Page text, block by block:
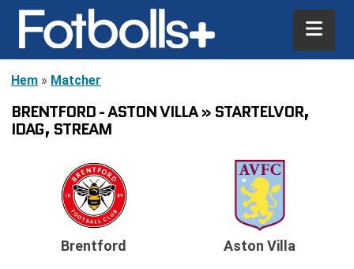
Hem » Matcher
BRENTFORD - ASTON VILLA » STARTELVOR,
IDAG, STREAM
Brentford Aston Villa